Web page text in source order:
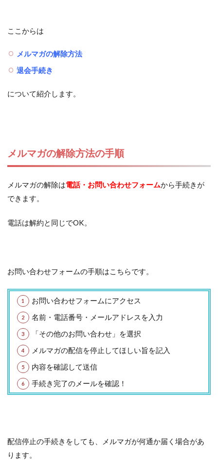
ここからは
メルマガの解除方法
退会手続き
について紹介します。
メルマガの解除方法の手順
メルマガの解除は電話・お問い合わせフォームから手続きが
できます。
電話は解約と同じでOK。
お問い合わせフォームの手順はこちらです。
お問い合わせフォームにアクセス
名前・電話番号・メールアドレスを入力
「その他のお問い合わせ」を選択
メルマガの配信を停止してほしい旨を記入
内容を確認して送信
手続き完了のメールを確認！
配信停止の手続きをしても、メルマガが何通か届く場合があ
ります。